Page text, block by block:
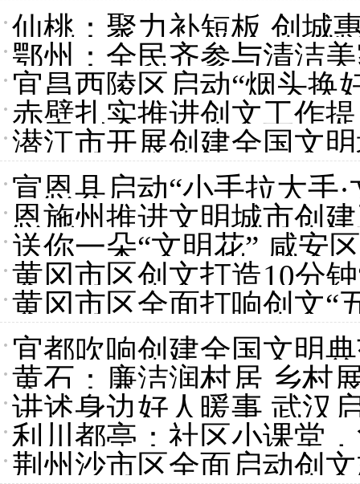
仙桃：聚力补短板 创城
鄂州：全民齐参与清洁
宜昌西陵区启动“烟头换
赤壁扎实推进创文工作
潜江市开展创建全国文
宣恩县启动“小手拉大手
动
恩施州推进文明城市创
迅速打开创文工作新局面
送你一朵“文明花” 咸安
黄冈市区创文打造10分
黄冈市区全面打响创文“
宜都吹响创建全国文明
黄石：廉洁润村居 乡村
讲述身边好人暖事 武汉
利川都亭：社区小课堂
荆州沙市区全面启动创